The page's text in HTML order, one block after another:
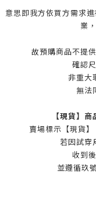
意思即我方依買方需求
業，
故預購商品不提
確認
非重大
無法
【現貨】
賣場標示【現貨
若因試穿
收到
並遵循玖